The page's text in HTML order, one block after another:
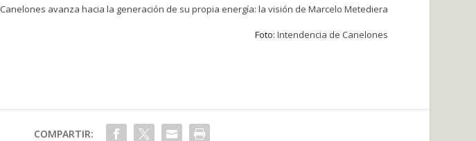
Canelones avanza hacia la generación de su propia energía: la visión de Marcelo Metediera
Foto: Intendencia de Canelones
COMPARTIR: